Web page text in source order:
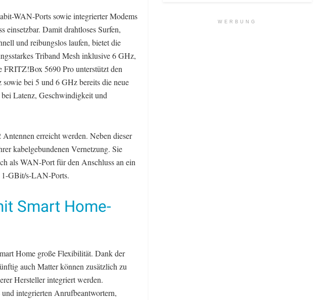
WAN-Ports sowie integrierter Modems
einsetzbar. Damit drahtloses Surfen,
und reibungslos laufen, bietet die
Triband Mesh inklusive 6 GHz,
5690 Pro unterstützt den
bei 5 und 6 GHz bereits die neue
Latenz, Geschwindigkeit und
erreicht werden. Neben dieser
kabelgebundenen Vernetzung. Sie
als WAN-Port für den Anschluss an ein
1-GBit/s-LAN-Ports.
Smart Home-
Home große Flexibilität. Dank der
auch Matter können zusätzlich zu
Hersteller integriert werden.
integrierten Anrufbeantwortern,
WERBUNG